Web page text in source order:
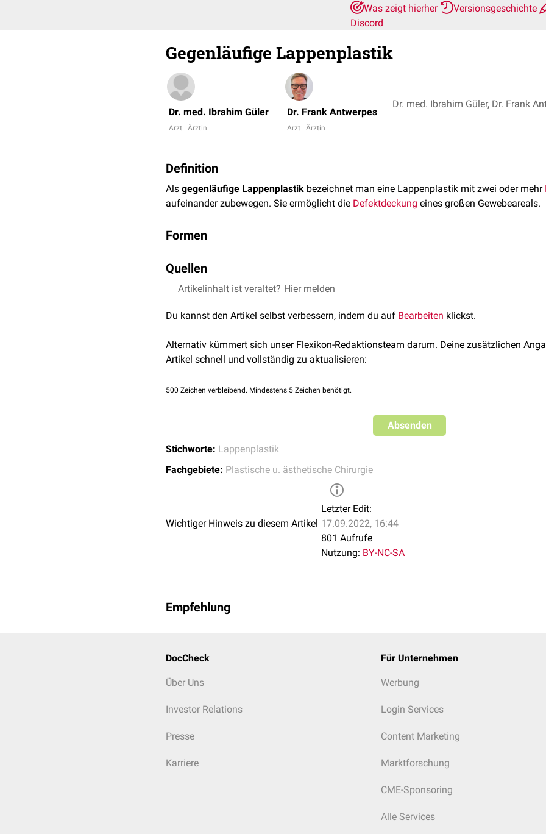
Was zeigt hierher
Versionsgeschichte
Discord
Gegenläufige Lappenplastik
Dr. med. Ibrahim Güler
Arzt | Ärztin
Dr. Frank Antwerpes
Arzt | Ärztin
Dr. med. Ibrahim Güler, Dr. Frank
Definition
Als gegenläufige Lappenplastik bezeichnet man eine Lappenplastik mit zwei oder mehr
aufeinander zubewegen. Sie ermöglicht die Defektdeckung eines großen Gewebeareals.
Formen
Gegenläufige
Gegenläufiger Dehnungslappen
Quellen
Meissner M, Kaufmann R. Operative Skalpdefekte. Wege zum Verschluss [Surgical
Breuninger, H. (2008). Dermopix(r) Und Die Hautchirurgie (2008th ed.). Steinkopff
Lappenplastiken zum ästhetisch ansprechenden Verschluss multipler Defekte nach
Journal der Deutschen Dermatologischen Gesellschaft, 16(9), 1166–1169.
Artikelinhalt ist veraltet? Hier melden
Du kannst den Artikel selbst verbessern, indem du auf Bearbeiten klickst.
Alternativ kümmert sich unser Flexikon-Redaktionsteam darum. Deine zusätzlichen
Artikel schnell und vollständig zu aktualisieren:
500 Zeichen verbleibend. Mindestens 5 Zeichen benötigt.
Absenden
Stichworte: Lappenplastik
Fachgebiete: Plastische u. ästhetische Chirurgie
Wichtiger Hinweis zu diesem Artikel
Letzter Edit:
17.09.2022, 16:44
801 Aufrufe
Nutzung: BY-NC-SA
Empfehlung
DocCheck
Über Uns
Investor Relations
Presse
Karriere
Für Unternehmen
Werbung
Login Services
Content Marketing
Marktforschung
CME-Sponsoring
Alle Services